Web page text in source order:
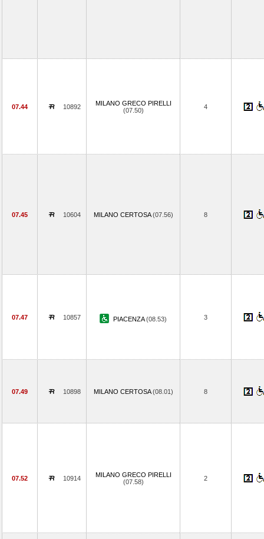
07.44 10892
MILANO GRECO PIRELLI
(07.50)
4
07.45 10604 MILANO CERTOSA(07.56) 8
07.47 10857 PIACENZA(08.53) 3
07.49 10898 MILANO CERTOSA(08.01) 8
07.52 10914
MILANO GRECO PIRELLI
(07.58)
2